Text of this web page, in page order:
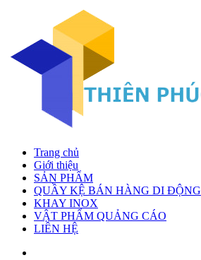
Trang chủ
Giới thiệu
SẢN PHẨM
QUẦY KỆ BÁN HÀNG DI ĐỘNG
KHAY INOX
VẬT PHẨM QUẢNG CÁO
LIÊN HỆ